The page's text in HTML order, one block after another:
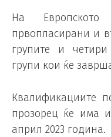
На
првопласирани и
групите и
групи кои ќе
Квалификациите
прозорец ќе има
април 2023 година.